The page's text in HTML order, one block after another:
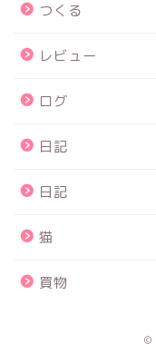
つくる
レビュー
ログ
日記
日記
猫
買物